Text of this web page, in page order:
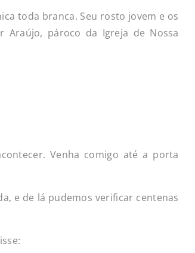
toda branca. Seu rosto jovem e os
Araújo, pároco da Igreja de Nossa
Venha comigo até a porta
e de lá pudemos verificar centenas